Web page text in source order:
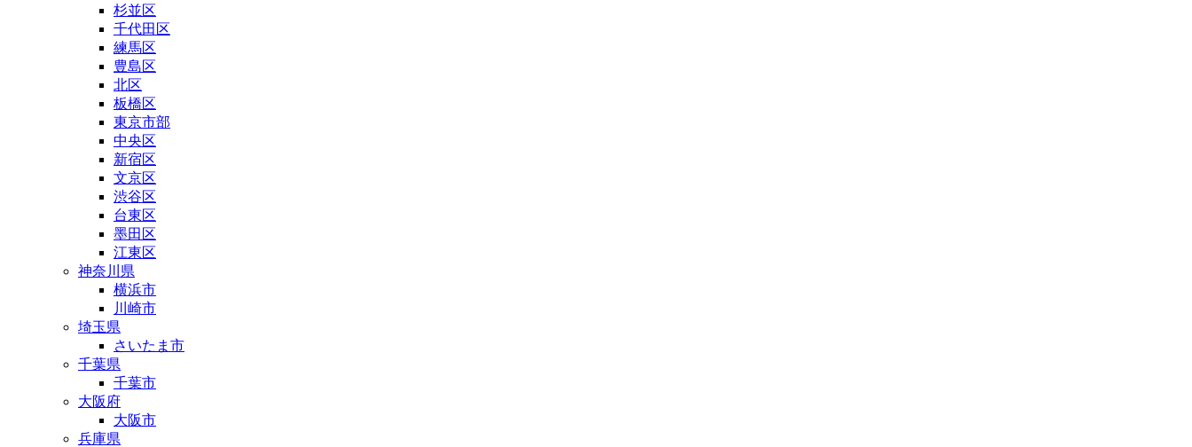
杉並区
千代田区
練馬区
豊島区
北区
板橋区
東京市部
中央区
新宿区
文京区
渋谷区
台東区
墨田区
江東区
神奈川県
横浜市
川崎市
埼玉県
さいたま市
千葉県
千葉市
大阪府
大阪市
兵庫県